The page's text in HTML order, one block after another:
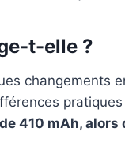
t-elle ?
changements
410 mAh,